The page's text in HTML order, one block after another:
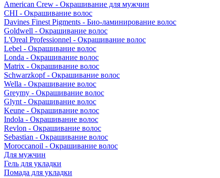
American Crew - Окрашивание для мужчин
CHI - Окрашивание волос
Davines Finest Pigments - Био-ламинирование волос
Goldwell - Окрашивание волос
L'Oreal Professionnel - Окрашивание волос
Lebel - Окрашивание волос
Londa - Окрашивание волос
Matrix - Окрашивание волос
Schwarzkopf - Окрашивание волос
Wella - Окрашивание волос
Greymy - Окрашивание волос
Glynt - Окрашивание волос
Keune - Окрашивание волос
Indola - Окрашивание волос
Revlon - Окрашивание волос
Sebastian - Окрашивание волос
Moroccanoil - Окрашивание волос
Для мужчин
Гель для укладки
Помада для укладки